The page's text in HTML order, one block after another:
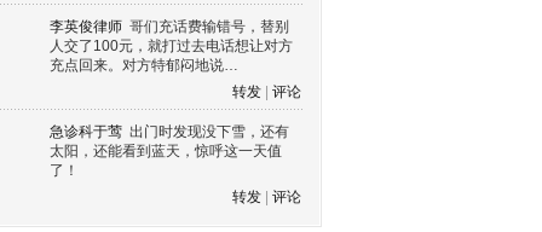
李英俊律师 哥们充话费输错号，替别
人交了100元，就打过去电话想让对方
充点回来。对方特郁闷地说…
转发
评论
急诊科于莺 出门时发现没下雪，还有
太阳，还能看到蓝天，惊呼这一天值
了！
转发
评论